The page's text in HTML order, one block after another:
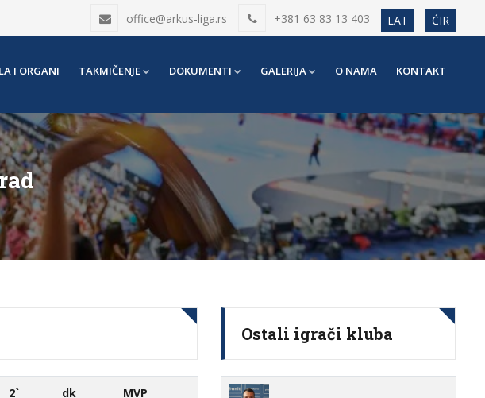
office@arkus-liga.rs +381 63 83 13 403 LAT ĆIR
I ORGANI TAKMIČENJE DOKUMENTI GALERIJA O NAMA KONTAKT
2` dk MVP
Ostali igrači kluba